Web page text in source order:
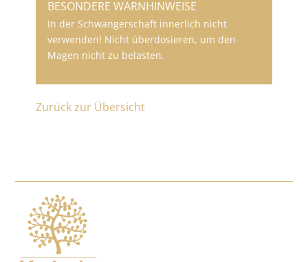
BESONDERE WARNHINWEISE
In der Schwangerschaft innerlich nicht
verwenden! Nicht überdosieren, um den
Magen nicht zu belasten.
Zurück zur Übersicht